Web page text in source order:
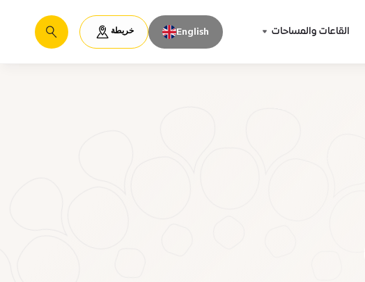
القاعات والمساحات English خريطة
يبحث